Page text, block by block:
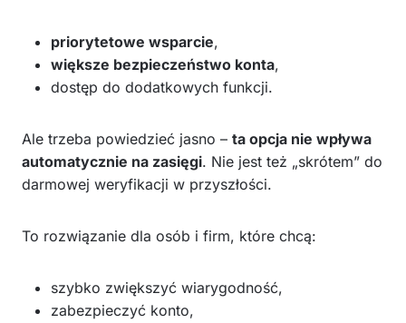
priorytetowe wsparcie,
większe bezpieczeństwo konta,
dostęp do dodatkowych funkcji.
Ale trzeba powiedzieć jasno – ta opcja nie wpływa
automatycznie na zasięgi. Nie jest też „skrótem” do
darmowej weryfikacji w przyszłości.
To rozwiązanie dla osób i firm, które chcą:
szybko zwiększyć wiarygodność,
zabezpieczyć konto,